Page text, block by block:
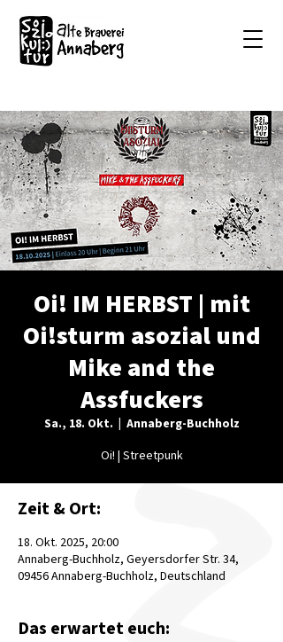
Oi! IM HERBST | mit
Oi!sturm asozial und
Mike and the
Assfuckers
Sa., 18. Okt.
Annaberg-Buchholz
Oi! | Streetpunk
Zeit & Ort:
18. Okt. 2025, 20:00
Annaberg-Buchholz, Geyersdorfer Str. 34,
09456 Annaberg-Buchholz, Deutschland
Das erwartet euch: